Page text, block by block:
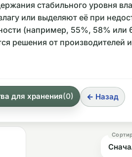
Акриловые
стабильного уровня
или выделяют её при
(например, 55%, 58% или
решения от производителей
для хранения(0) ← Назад